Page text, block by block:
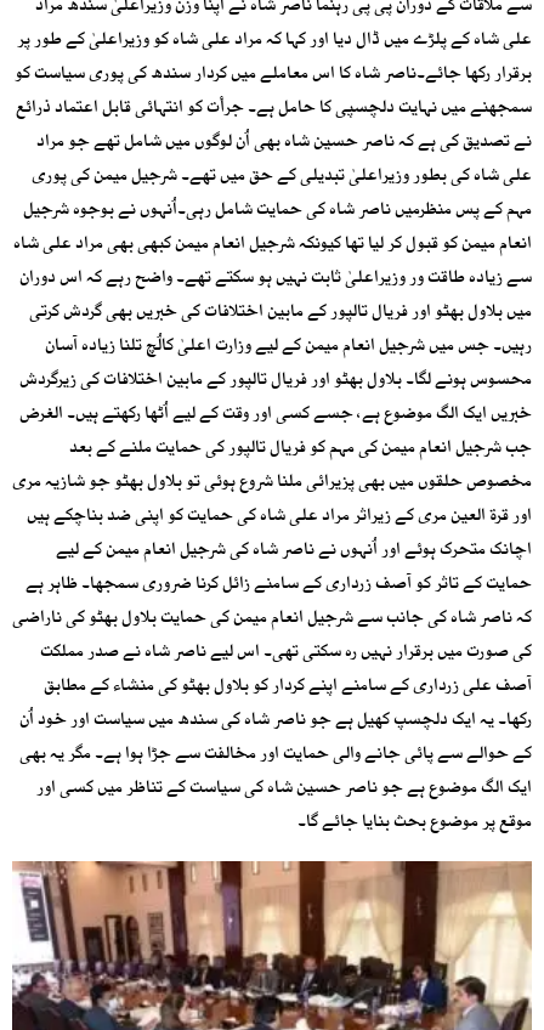
علی شاہ کے پلڑے میں ڈال دیا اور کہا کہ مراد علی شاہ کو وزیراعلیٰ کے طور پر
برقرار رکھا جائے۔ناصر شاہ کا اس معاملے میں کردار سندھ کی پوری سیاست کو
سمجھنے میں نہایت دلچسپی کا حامل ہے۔ جرأت کو انتہائی قابل اعتماد ذرائع
نے تصدیق کی ہے کہ ناصر حسین شاہ بھی اُن لوگوں میں شامل تھے جو مراد
علی شاہ کی بطور وزیراعلیٰ تبدیلی کے حق میں تھے۔ شرجیل میمن کی پوری
مہم کے پس منظرمیں ناصر شاہ کی حمایت شامل رہی۔اُنہوں نے بوجوہ شرجیل
انعام میمن کو قبول کر لیا تھا کیونکہ شرجیل انعام میمن کبھی بھی مراد علی شاہ
سے زیادہ طاقت ور وزیراعلیٰ ثابت نہیں ہو سکتے تھے۔ واضح رہے کہ اس دوران
میں بلاول بھٹو اور فریال تالپور کے مابین اختلافات کی خبریں بھی گردش کرتی
رہیں۔ جس میں شرجیل انعام میمن کے لیے وزارت اعلیٰ کالُچ تلنا زیادہ آسان
محسوس ہونے لگا۔ بلاول بھٹو اور فریال تالپور کے مابین اختلافات کی زیرگردش
خبریں ایک الگ موضوع ہے، جسے کسی اور وقت کے لیے اُٹھا رکھتے ہیں۔ الغرض
جب شرجیل انعام میمن کی مہم کو فریال تالپور کی حمایت ملنے کے بعد
مخصوص حلقوں میں بھی پزیرائی ملنا شروع ہوئی تو بلاول بھٹو جو شازیہ مری
اور قرۃ العین مری کے زیراثر مراد علی شاہ کی حمایت کو اپنی ضد بناچکے ہیں
اچانک متحرک ہوئے اور اُنہوں نے ناصر شاہ کی شرجیل انعام میمن کے لیے
حمایت کے تاثر کو آصف زرداری کے سامنے زائل کرنا ضروری سمجھا۔ ظاہر ہے
کہ ناصر شاہ کی جانب سے شرجیل انعام میمن کی حمایت بلاول بھٹو کی ناراضی
کی صورت میں برقرار نہیں رہ سکتی تھی۔ اس لیے ناصر شاہ نے صدر مملکت
آصف علی زرداری کے سامنے اپنے کردار کو بلاول بھٹو کی منشاء کے مطابق
رکھا۔ یہ ایک دلچسپ کھیل ہے جو ناصر شاہ کی سندھ میں سیاست اور خود اُن
کے حوالے سے پائی جانے والی حمایت اور مخالفت سے جڑا ہوا ہے۔ مگر یہ بھی
ایک الگ موضوع ہے جو ناصر حسین شاہ کی سیاست کے تناظر میں کسی اور
موقع پر موضوع بحث بنایا جائے گا۔